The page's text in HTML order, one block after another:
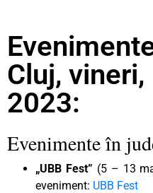
Cluj,
2023:
Evenimente în
„UBB Fest” (5 – 13
eveniment: UBB Fest